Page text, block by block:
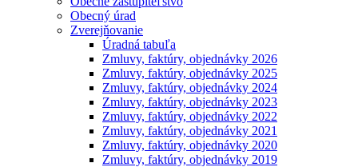
Obecný úrad
Zverejňovanie
Úradná tabuľa
Zmluvy, faktúry, objednávky 2026
Zmluvy, faktúry, objednávky 2025
Zmluvy, faktúry, objednávky 2024
Zmluvy, faktúry, objednávky 2023
Zmluvy, faktúry, objednávky 2022
Zmluvy, faktúry, objednávky 2021
Zmluvy, faktúry, objednávky 2020
Zmluvy, faktúry, objednávky 2019